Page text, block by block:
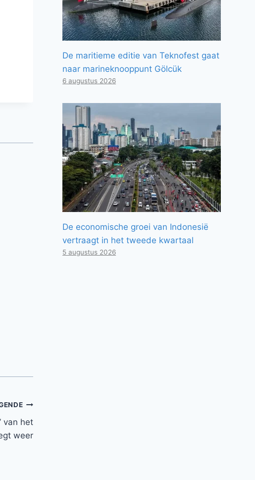
van het
weer
De maritieme editie van Teknofest gaat
naar marineknooppunt Gölcük
6 augustus 2026
De economische groei van Indonesië
vertraagt ​​in het tweede kwartaal
5 augustus 2026